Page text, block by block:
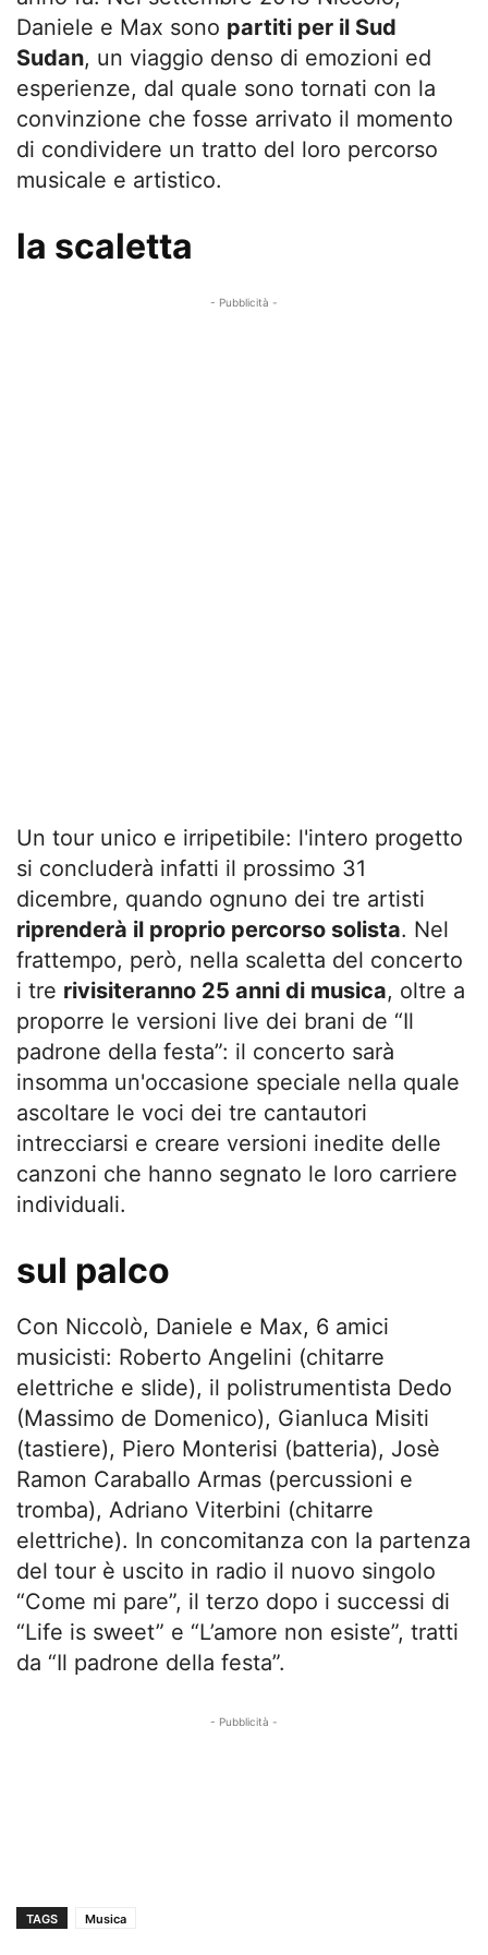
Daniele e Max sono partiti per il Sud
Sudan, un viaggio denso di emozioni ed
esperienze, dal quale sono tornati con la
convinzione che fosse arrivato il momento
di condividere un tratto del loro percorso
musicale e artistico.
la scaletta
- Pubblicità -
Un tour unico e irripetibile: l'intero progetto
si concluderà infatti il prossimo 31
dicembre, quando ognuno dei tre artisti
riprenderà il proprio percorso solista. Nel
frattempo, però, nella scaletta del concerto
i tre rivisiteranno 25 anni di musica, oltre a
proporre le versioni live dei brani de “Il
padrone della festa”: il concerto sarà
insomma un'occasione speciale nella quale
ascoltare le voci dei tre cantautori
intrecciarsi e creare versioni inedite delle
canzoni che hanno segnato le loro carriere
individuali.
sul palco
Con Niccolò, Daniele e Max, 6 amici
musicisti: Roberto Angelini (chitarre
elettriche e slide), il polistrumentista Dedo
(Massimo de Domenico), Gianluca Misiti
(tastiere), Piero Monterisi (batteria), Josè
Ramon Caraballo Armas (percussioni e
tromba), Adriano Viterbini (chitarre
elettriche). In concomitanza con la partenza
del tour è uscito in radio il nuovo singolo
“Come mi pare”, il terzo dopo i successi di
“Life is sweet” e “L’amore non esiste”, tratti
da “Il padrone della festa”.
- Pubblicità -
TAGS Musica